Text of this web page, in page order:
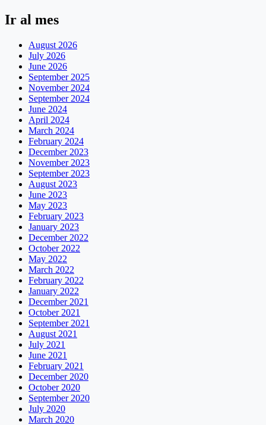
Ir al mes
August 2026
July 2026
June 2026
September 2025
November 2024
September 2024
June 2024
April 2024
March 2024
February 2024
December 2023
November 2023
September 2023
August 2023
June 2023
May 2023
February 2023
January 2023
December 2022
October 2022
May 2022
March 2022
February 2022
January 2022
December 2021
October 2021
September 2021
August 2021
July 2021
June 2021
February 2021
December 2020
October 2020
September 2020
July 2020
March 2020